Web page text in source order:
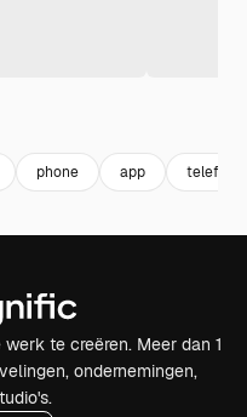
phone app telefoon
te creëren. Meer dan 1
ondernemingen,